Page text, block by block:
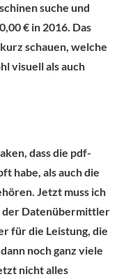
suche und
€ in 2016. Das
schauen, welche
visuell als auch
dass die pdf-
habe, als auch die
Jetzt muss ich
der Datenübermittler
für die Leistung, die
noch ganz viele
nicht alles